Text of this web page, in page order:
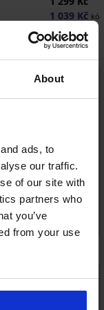
About
ads, to
our traffic.
of our site with
partners who
you’ve
from your use
1 039 Kč